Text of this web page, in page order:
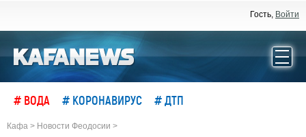
Гость, Войти
# ВОДА # КОРОНАВИРУС # ДТП
Кафа > Новости Феодосии >